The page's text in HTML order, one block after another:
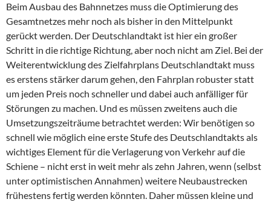
Beim Ausbau des Bahnnetzes muss die Optimierung des
Gesamtnetzes mehr noch als bisher in den Mittelpunkt
gerückt werden. Der Deutschlandtakt ist hier ein großer
Schritt in die richtige Richtung, aber noch nicht am Ziel. Bei der
Weiterentwicklung des Zielfahrplans Deutschlandtakt muss
es erstens stärker darum gehen, den Fahrplan robuster statt
um jeden Preis noch schneller und dabei auch anfälliger für
Störungen zu machen. Und es müssen zweitens auch die
Umsetzungszeiträume betrachtet werden: Wir benötigen so
schnell wie möglich eine erste Stufe des Deutschlandtakts als
wichtiges Element für die Verlagerung von Verkehr auf die
Schiene – nicht erst in weit mehr als zehn Jahren, wenn (selbst
unter optimistischen Annahmen) weitere Neubaustrecken
frühestens fertig werden könnten. Daher müssen kleine und